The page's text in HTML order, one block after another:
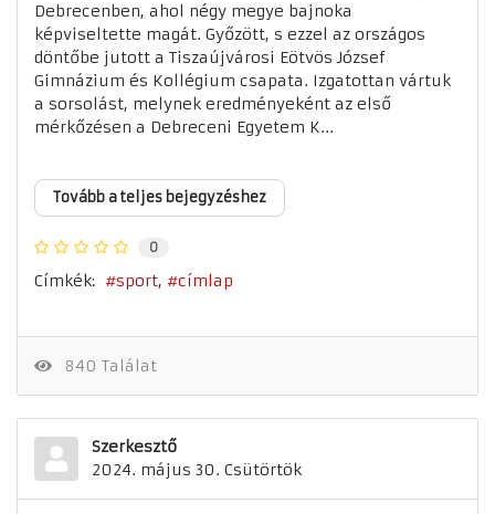
Debrecenben, ahol négy megye bajnoka
képviseltette magát. Győzött, s ezzel az országos
döntőbe jutott a Tiszaújvárosi Eötvös József
Gimnázium és Kollégium csapata. Izgatottan vártuk
a sorsolást, melynek eredményeként az első
mérkőzésen a Debreceni Egyetem K...
Tovább a teljes bejegyzéshez
0
Címkék: sport címlap
840 Találat
Szerkesztő
2024. május 30. Csütörtök